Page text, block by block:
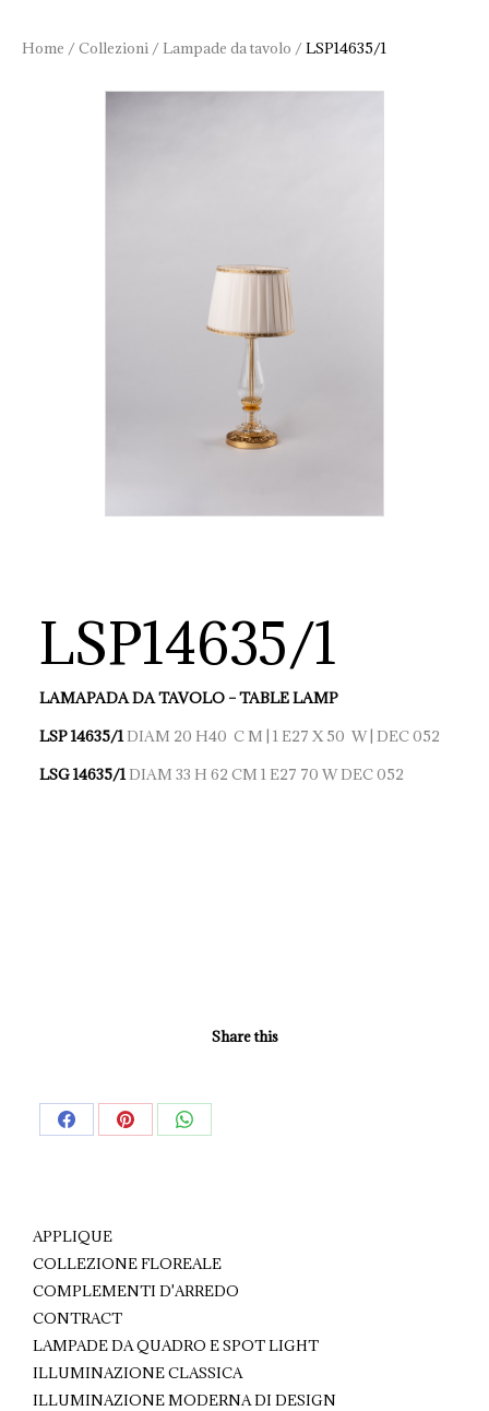
Home /Collezioni /Lampade da tavolo /LSP14635/1
LSP14635/1
LAMAPADA DA TAVOLO – TABLE LAMP
LSP 14635/1DIAM 20 H40 C M | 1 E27 X 50 W | DEC 052
LSG 14635/1DIAM 33 H 62 CM 1 E27 70 W DEC 052
Share this
Share Share Share
APPLIQUE
COLLEZIONE FLOREALE
COMPLEMENTI D'ARREDO
CONTRACT
LAMPADE DA QUADRO E SPOT LIGHT
ILLUMINAZIONE CLASSICA
ILLUMINAZIONE MODERNA DI DESIGN